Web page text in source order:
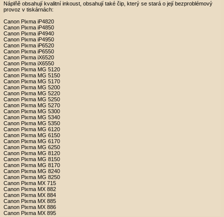
Náplňě obsahují kvalitní inkoust, obsahují také čip, který se stará o její bezproblémový
provoz v tiskárnách:
Canon Pixma iP4820
Canon Pixma iP4850
Canon Pixma iP4940
Canon Pixma iP4950
Canon Pixma iP6520
Canon Pixma iP6550
Canon Pixma iX6520
Canon Pixma iX6550
Canon Pixma MG 5120
Canon Pixma MG 5150
Canon Pixma MG 5170
Canon Pixma MG 5200
Canon Pixma MG 5220
Canon Pixma MG 5250
Canon Pixma MG 5270
Canon Pixma MG 5300
Canon Pixma MG 5340
Canon Pixma MG 5350
Canon Pixma MG 6120
Canon Pixma MG 6150
Canon Pixma MG 6170
Canon Pixma MG 6250
Canon Pixma MG 8120
Canon Pixma MG 8150
Canon Pixma MG 8170
Canon Pixma MG 8240
Canon Pixma MG 8250
Canon Pixma MX 715
Canon Pixma MX 882
Canon Pixma MX 884
Canon Pixma MX 885
Canon Pixma MX 886
Canon Pixma MX 895